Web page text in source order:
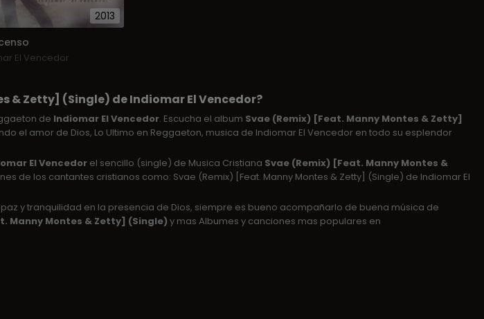
2013
El Vencedor
& Zetty] (Single) de Indiomar El Vencedor?
de Indiomar El Vencedor. Escucha el album Svae (Remix) [Feat. Manny Montes & Zetty]
el amor de Dios, Lo Ultimo en Reggaeton, musica de Indiomar El Vencedor en todo su esplendor
El Vencedorel sencillo (single) de Musica Cristiana Svae (Remix) [Feat. Manny Montes &
de los cantantes cristianos como: Svae (Remix) [Feat. Manny Montes & Zetty] (Single) de Indiomar El
y tranquilidad en la presencia de Dios, siempre es bueno acompañarlo de buena música de
Manny Montes & Zetty] (Single) y mas Albumes y canciones mas populares en